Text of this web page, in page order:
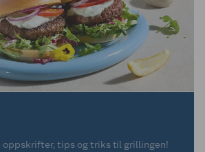
oppskrifter, tips og triks til grillingen!